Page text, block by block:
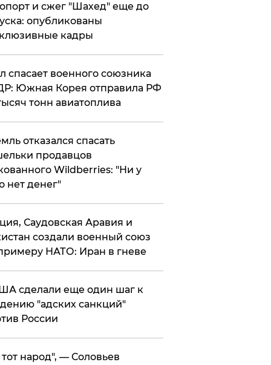
и сжег "Шахед" еще до
опубликованы
кадры
спасает военного союзника
Южная Корея отправила РФ
тонн авиатоплива
отказался спасать
продавцов
Wildberries: "Ни у
нет денег"
Саудовская Аравия и
создали военный союз
НАТО: Иран в гневе
сделали еще один шаг к
"адских санкций"
России
народ", — Соловьев